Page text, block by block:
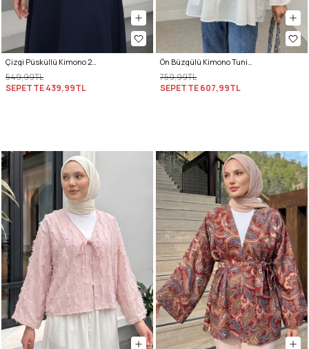
Çizgi Püsküllü Kimono 2353 - KIRIK BEYAZ
549,99TL
SEPETTE439,99TL
Ön Büzgülü Kimono Tunik 2307 - KREM
759,99TL
SEPETTE607,99TL